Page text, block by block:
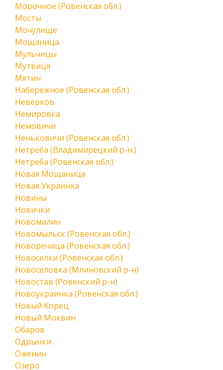
Морочное (Ровенская обл.)
Мосты
Мочулище
Мощаница
Мульчицы
Мутвиця
Мятин
Набережное (Ровенская обл.)
Неверков
Немировка
Немовичи
Неньковичи (Ровенская обл.)
Нетреба (Владимирецкий р-н.)
Нетреба (Ровенская обл.)
Новая Мощаница
Новая Украинка
Новины
Новички
Новомалин
Новомыльск (Ровенская обл.)
Новоречица (Ровенская обл.)
Новоселки (Ровенская обл.)
Новоселовка (Млиновский р-н)
Новостав (Ровенский р-н)
Новоукраинка (Ровенская обл.)
Новый Корец
Новый Моквин
Обаров
Одрынки
Оженин
Озеро